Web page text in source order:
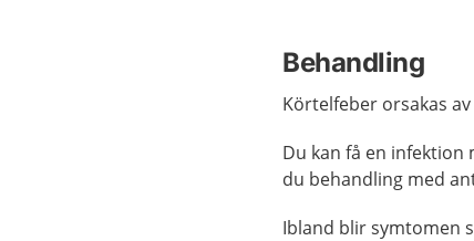
Behandling
Körtelfeber orsakas
Du kan få en
du behandling med
Ibland blir symtomen